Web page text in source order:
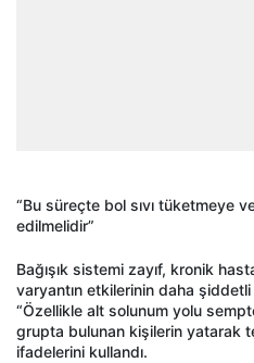
“Bu süreçte bol sıvı tüketmeye
edilmelidir”
Bağışık sistemi zayıf, kronik
varyantın etkilerinin daha şiddetli
“Özellikle alt solunum yolu
grupta bulunan kişilerin yatarak
ifadelerini kullandı.